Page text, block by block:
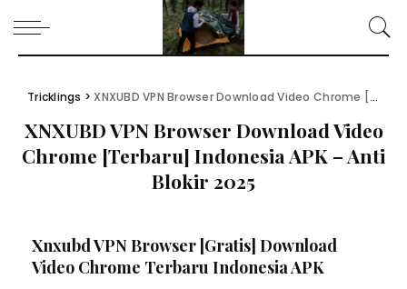
Tricklings > XNXUBD VPN Browser Download Video Chrome [Terbaru] Indonesia APK – Anti Blokir 2025
XNXUBD VPN Browser Download Video
Chrome [Terbaru] Indonesia APK – Anti
Blokir 2025
Xnxubd VPN Browser [Gratis] Download
Video Chrome Terbaru Indonesia APK